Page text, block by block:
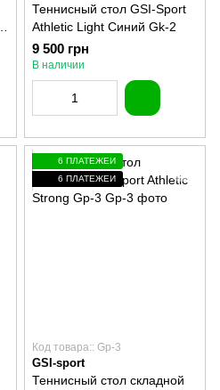
Теннисный стол GSI-Sport
Athletic Light Cиний Gk-2
9 500 грн
В наличии
6 ПЛАТЕЖЕЙ
6 ПЛАТЕЖЕЙ
Код товара:: Gp-3
GSI-sport
Теннисный стол складной